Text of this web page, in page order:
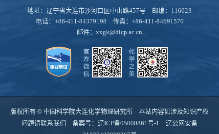
地址：辽宁省大连市沙河口区中山路457号 邮编：116023
电话：+86-411-84379198 传真：+86-411-84691570
邮件： xxgk@dicp.ac.cn
版权所有 © 中国科学院大连化学物理研究所 本站内容如涉及知识产权
问题请联系我们 备案号： 辽ICP备05000861号-1 辽公网安备